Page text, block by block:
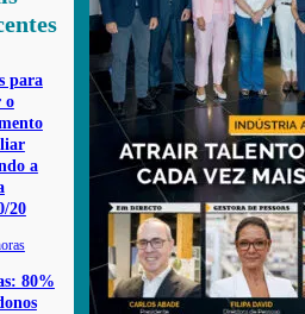
para
o
a
20
80%